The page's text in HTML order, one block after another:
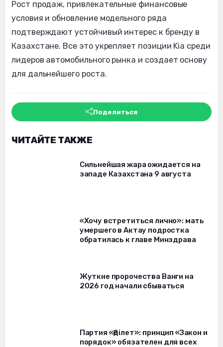
Рост продаж, привлекательные финансовые
условия и обновление модельного ряда
подтверждают устойчивый интерес к бренду в
Казахстане. Все это укрепляет позиции Kia среди
лидеров автомобильного рынка и создает основу
для дальнейшего роста.
Поделиться
ЧИТАЙТЕ ТАКЖЕ
Сильнейшая жара ожидается на
западе Казахстана 9 августа
«Хочу встретиться лично»: мать
умершего в Актау подростка
обратилась к главе Минздрава
Жуткие пророчества Ванги на
2026 год начали сбываться
Партия «Әділет»: принцип «Закон и
порядок» обязателен для всех